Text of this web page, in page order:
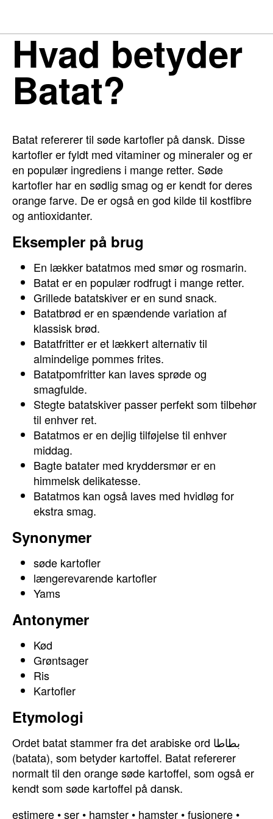
Hvad betyder
Batat?
Batat refererer til søde kartofler på dansk. Disse
kartofler er fyldt med vitaminer og mineraler og er
en populær ingrediens i mange retter. Søde
kartofler har en sødlig smag og er kendt for deres
orange farve. De er også en god kilde til kostfibre
og antioxidanter.
Eksempler på brug
En lækker batatmos med smør og rosmarin.
Batat er en populær rodfrugt i mange retter.
Grillede batatskiver er en sund snack.
Batatbrød er en spændende variation af
klassisk brød.
Batatfritter er et lækkert alternativ til
almindelige pommes frites.
Batatpomfritter kan laves sprøde og
smagfulde.
Stegte batatskiver passer perfekt som tilbehør
til enhver ret.
Batatmos er en dejlig tilføjelse til enhver
middag.
Bagte batater med kryddersmør er en
himmelsk delikatesse.
Batatmos kan også laves med hvidløg for
ekstra smag.
Synonymer
søde kartofler
længerevarende kartofler
Yams
Antonymer
Kød
Grøntsager
Ris
Kartofler
Etymologi
Ordet batat stammer fra det arabiske ord بطاطا
(batata), som betyder kartoffel. Batat refererer
normalt til den orange søde kartoffel, som også er
kendt som søde kartoffel på dansk.
estimere •ser • hamster • hamster •fusionere •